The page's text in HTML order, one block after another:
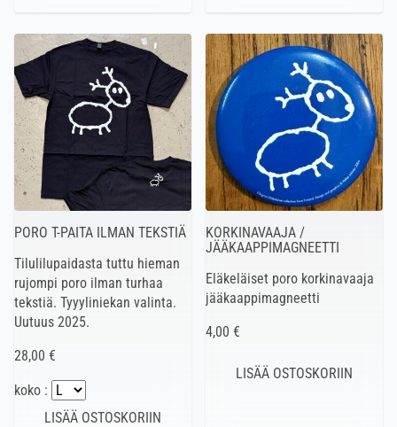
PORO T-PAITA ILMAN TEKSTIÄ
Tilulilupaidasta tuttu hieman
rujompi poro ilman turhaa
tekstiä. Tyyyliniekan valinta.
Uutuus 2025.
28,00 €
koko :
KORKINAVAAJA /
JÄÄKAAPPIMAGNEETTI
Eläkeläiset poro korkinavaaja
jääkaappimagneetti
4,00 €